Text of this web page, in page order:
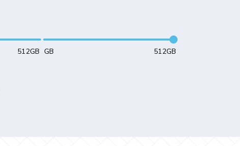
512GB GB 512GB